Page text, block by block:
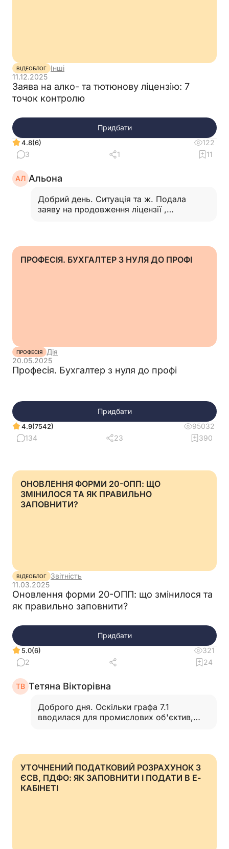
ВІДЕОБЛОГ
Інші
11.12.2025
Заява на алко- та тютюнову ліцензію: 7
точок контролю
Придбати
4.8(6)
122
3
1 11
АЛ Альона
Добрий день. Ситуація та ж. Подала
заяву на продовження ліцензії ,
продовжена, витягу немає, в усній формі
ПРОФЕСІЯ. БУХГАЛТЕР З НУЛЯ ДО ПРОФІ
ПРОФЕСІЯ
Дія
20.05.2025
Професія. Бухгалтер з нуля до профі
Придбати
4.9(7542)
95032
134
23 390
ОНОВЛЕННЯ ФОРМИ 20-ОПП: ЩО
ЗМІНИЛОСЯ ТА ЯК ПРАВИЛЬНО
ЗАПОВНИТИ?
ВІДЕОБЛОГ
Звітність
11.03.2025
Оновлення форми 20-ОПП: що змінилося та
як правильно заповнити?
Придбати
5.0(6)
321
2
24
ТВ Тетяна Вікторівна
Доброго дня. Оскільки графа 7.1
вводилася для промислових об'єктив,
будівельна база) не заповнюється. Для
цих потреб і здійснювалася така зміна.
ДПСУ готовить відповідь саме з цього
УТОЧНЕНИЙ ПОДАТКОВИЙ РОЗРАХУНОК З
ЄСВ, ПДФО: ЯК ЗАПОВНИТИ І ПОДАТИ В Е-
КАБІНЕТІ